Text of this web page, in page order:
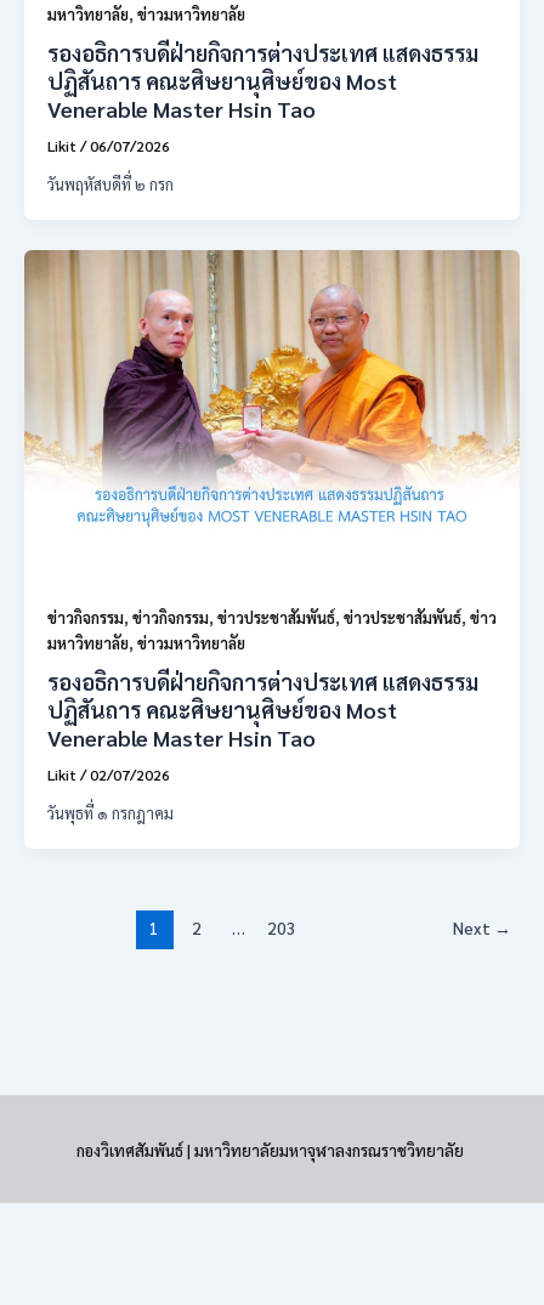
มหาวิทยาลัย, ข่าวมหาวิทยาลัย
รองอธิการบดีฝ่ายกิจการต่างประเทศ แสดงธรรม
ปฏิสันถาร คณะศิษยานุศิษย์ของ Most
Venerable Master Hsin Tao
Likit /06/07/2026
วันพฤหัสบดีที่ ๒ กรก
ข่าวกิจกรรม, ข่าวกิจกรรม, ข่าวประชาสัมพันธ์, ข่าวประชาสัมพันธ์, ข่าว
มหาวิทยาลัย, ข่าวมหาวิทยาลัย
รองอธิการบดีฝ่ายกิจการต่างประเทศ แสดงธรรม
ปฏิสันถาร คณะศิษยานุศิษย์ของ Most
Venerable Master Hsin Tao
Likit /02/07/2026
วันพุธที่ ๑ กรกฎาคม
1 2 … 203 Next →
กองวิเทศสัมพันธ์ | มหาวิทยาลัยมหาจุฬาลงกรณราชวิทยาลัย